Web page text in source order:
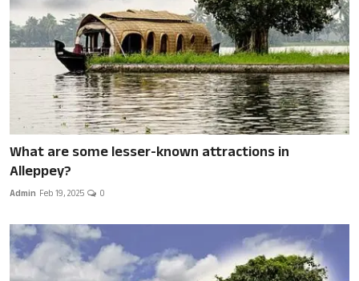
What are some lesser-known attractions in
Alleppey?
Admin Feb 19, 2025 0